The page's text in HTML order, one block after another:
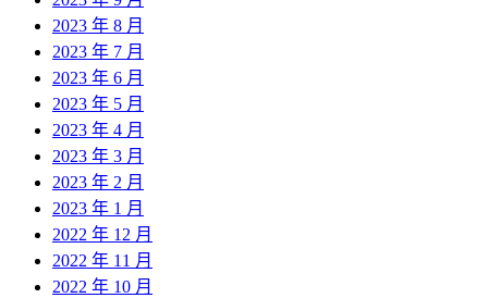
2023 年 8 月
2023 年 7 月
2023 年 6 月
2023 年 5 月
2023 年 4 月
2023 年 3 月
2023 年 2 月
2023 年 1 月
2022 年 12 月
2022 年 11 月
2022 年 10 月